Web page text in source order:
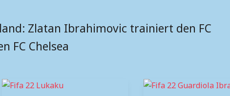
Zlatan Ibrahimovic trainiert den FC
FC Chelsea
Meister-
Fifa